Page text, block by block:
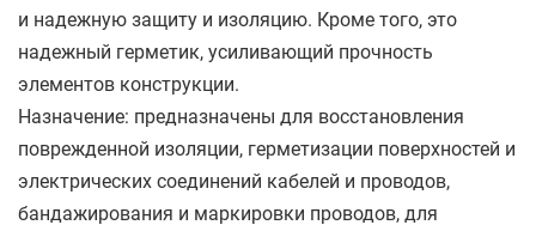
и надежную защиту и изоляцию. Кроме того, это
надежный герметик, усиливающий прочность
элементов конструкции.
Назначение: предназначены для восстановления
поврежденной изоляции, герметизации поверхностей и
электрических соединений кабелей и проводов,
бандажирования и маркировки проводов, для